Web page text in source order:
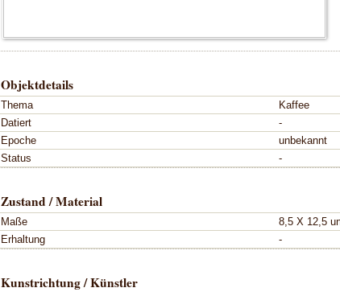
Objektdetails
Thema
Kaffee
Datiert
-
Epoche
unbekannt
Status
-
Zustand / Material
Maße
8,5 X 12,5
Erhaltung
-
Kunstrichtung / Künstler